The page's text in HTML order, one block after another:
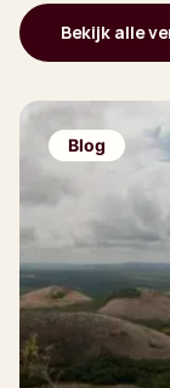
Bekijk alle
Blog